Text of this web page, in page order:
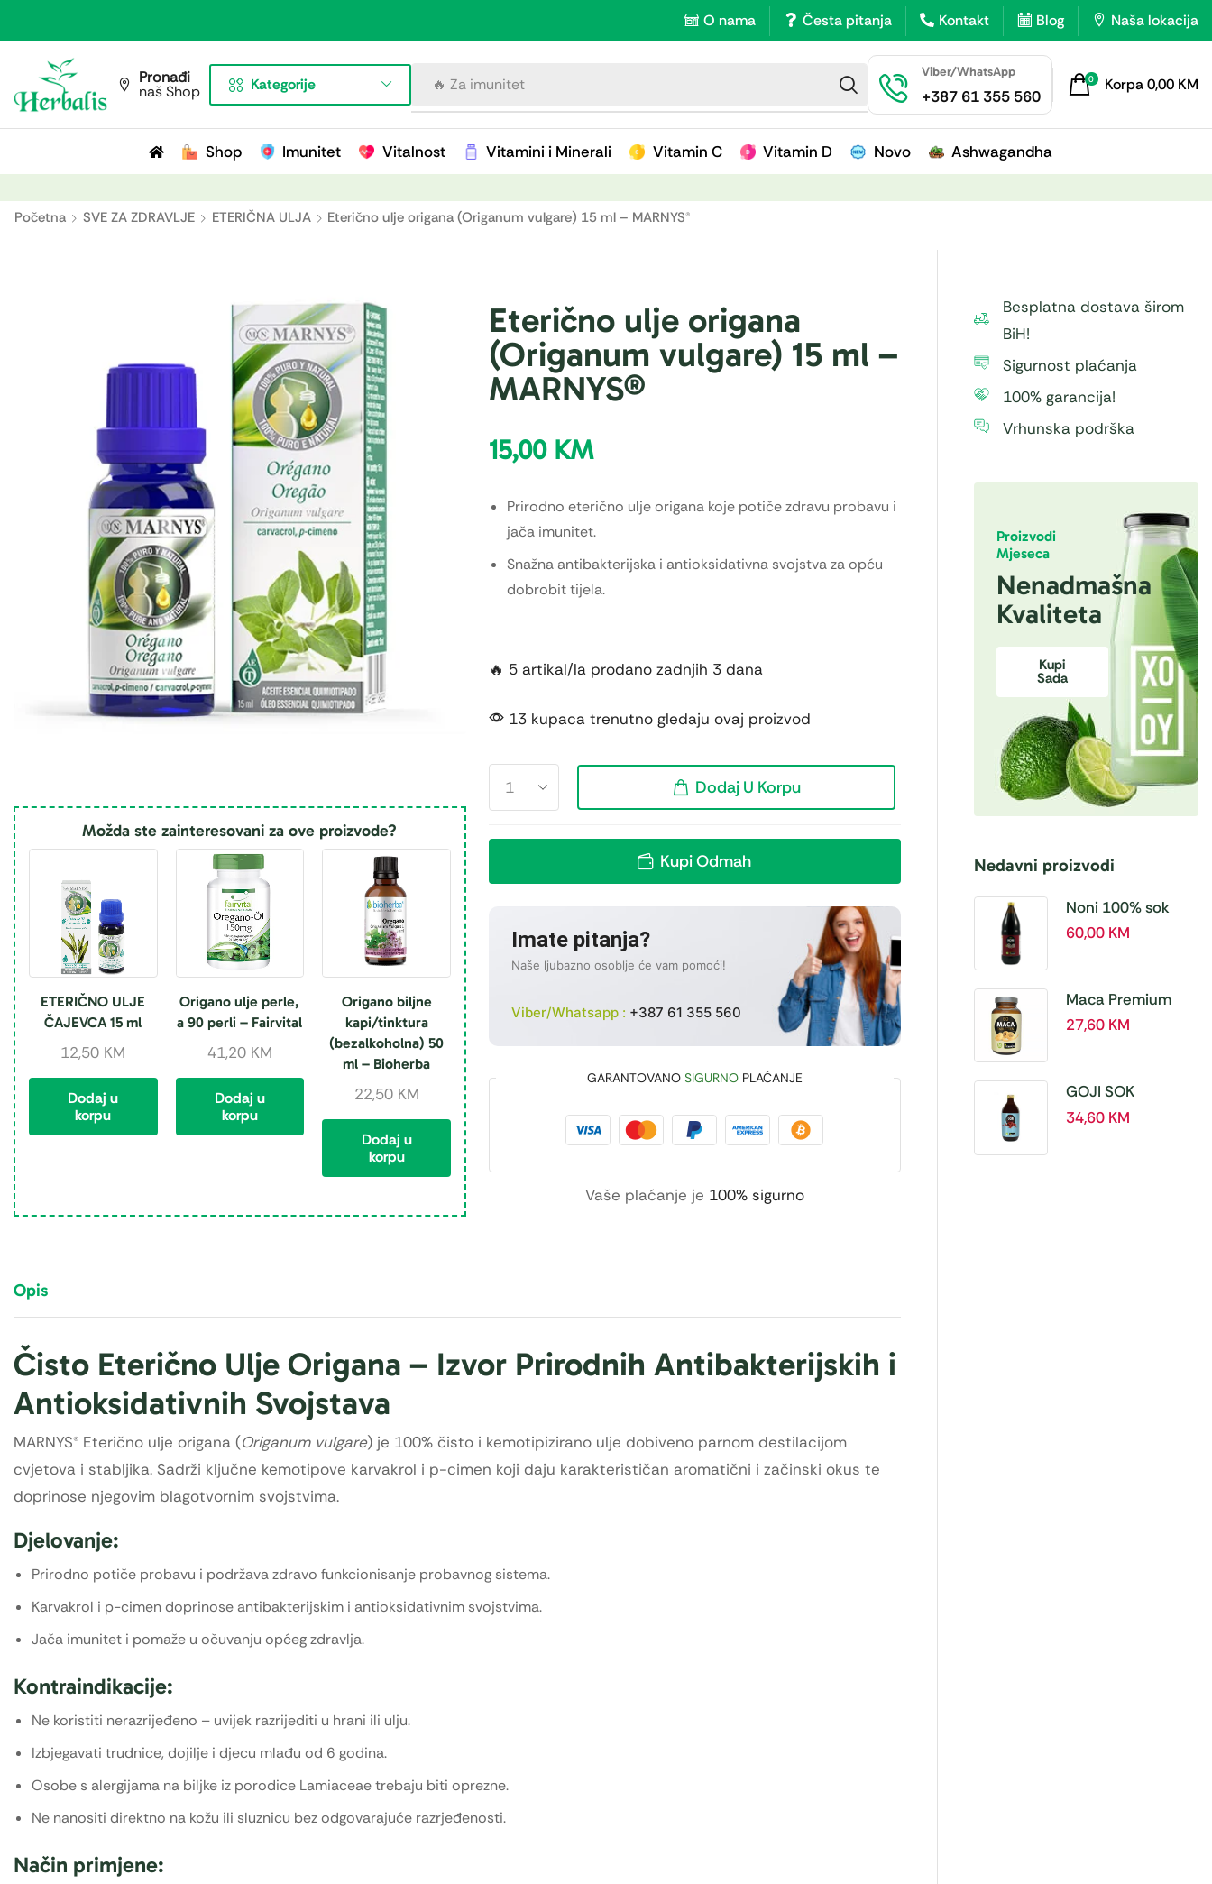
O nama Česta pitanja Kontakt Blog Naša lokacija
Pronađi
naš Shop Kategorije 🔥 Za imunitet
Viber/WhatsApp
+387 61 355 560
0 Korpa0,00 KM
Shop Imunitet Vitalnost Vitamini i Minerali Vitamin C Vitamin D Novo Ashwagandha
Početna SVE ZA ZDRAVLJE ETERIČNA ULJA Eterično ulje origana (Origanum vulgare) 15 ml – MARNYS®
Možda ste zainteresovani za ove proizvode?
ETERIČNO ULJE
ČAJEVCA 15 ml
12,50 KM
Dodaj u
korpu
Origano ulje perle,
a 90 perli – Fairvital
41,20 KM
Dodaj u
korpu
Origano biljne
kapi/tinktura
(bezalkoholna) 50
ml – Bioherba
22,50 KM
Dodaj u
korpu
Eterično ulje origana
(Origanum vulgare) 15 ml –
MARNYS®
15,00 KM
Prirodno eterično ulje origana koje potiče zdravu probavu i
jača imunitet.
Snažna antibakterijska i antioksidativna svojstva za opću
dobrobit tijela.
🔥 5 artikal/la prodano zadnjih 3 dana
13 kupaca trenutno gledaju ovaj proizvod
Dodaj U Korpu
Kupi Odmah
Imate pitanja?
Naše ljubazno osoblje će vam pomoći!
Viber/Whatsapp : +387 61 355 560
GARANTOVANO SIGURNOPLAĆANJE
Vaše plaćanje je 100% sigurno
Opis
Čisto Eterično Ulje Origana – Izvor Prirodnih Antibakterijskih i
Antioksidativnih Svojstava
MARNYS® Eterično ulje origana (Origanum vulgare) je 100% čisto i kemotipizirano ulje dobiveno parnom destilacijom
cvjetova i stabljika. Sadrži ključne kemotipove karvakrol i p-cimen koji daju karakterističan aromatični i začinski okus te
doprinose njegovim blagotvornim svojstvima.
Djelovanje:
Prirodno potiče probavu i podržava zdravo funkcionisanje probavnog sistema.
Karvakrol i p-cimen doprinose antibakterijskim i antioksidativnim svojstvima.
Jača imunitet i pomaže u očuvanju općeg zdravlja.
Kontraindikacije:
Ne koristiti nerazrijeđeno – uvijek razrijediti u hrani ili ulju.
Izbjegavati trudnice, dojilje i djecu mlađu od 6 godina.
Osobe s alergijama na biljke iz porodice Lamiaceae trebaju biti oprezne.
Ne nanositi direktno na kožu ili sluznicu bez odgovarajuće razrjeđenosti.
Način primjene:
Besplatna dostava širom
BiH!
Sigurnost plaćanja
100% garancija!
Vrhunska podrška
Proizvodi
Mjeseca
Nenadmašna
Kvaliteta
Kupi
Sada
Nedavni proizvodi
Noni 100% sok
BIO, a 1L – Hanoju
60,00 KM
Maca Premium
BIO 500 mg
27,60 KM
GOJI SOK
PREMIUM 100% a
34,60 KM